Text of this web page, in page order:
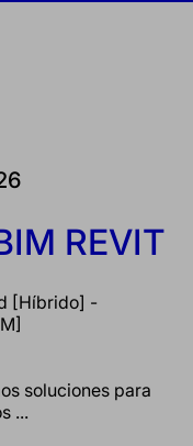
REVIT
[Híbrido] -
soluciones para
...